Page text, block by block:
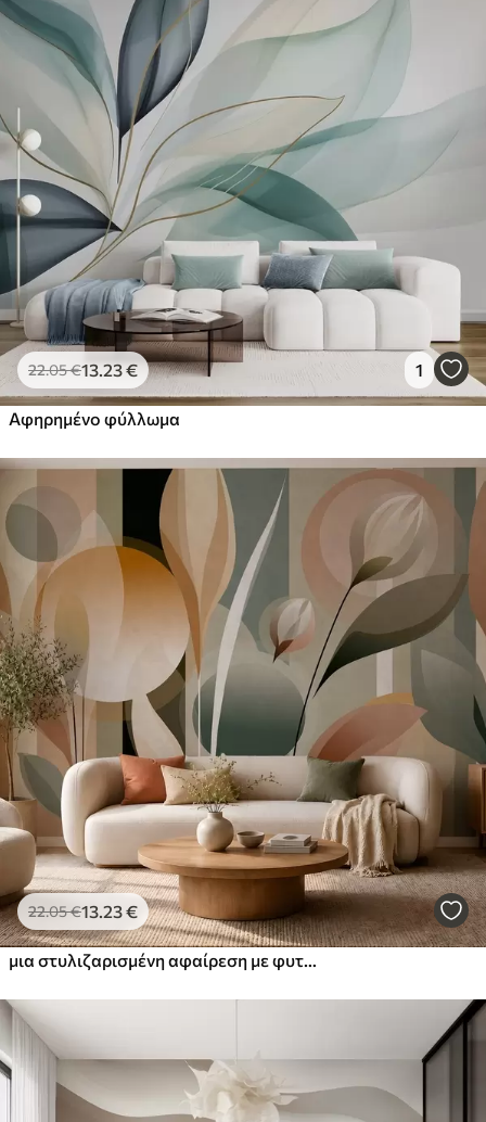
22.05€13 .23€ 1
Αφηρημένο φύλλωμα
22.05€13 .23€